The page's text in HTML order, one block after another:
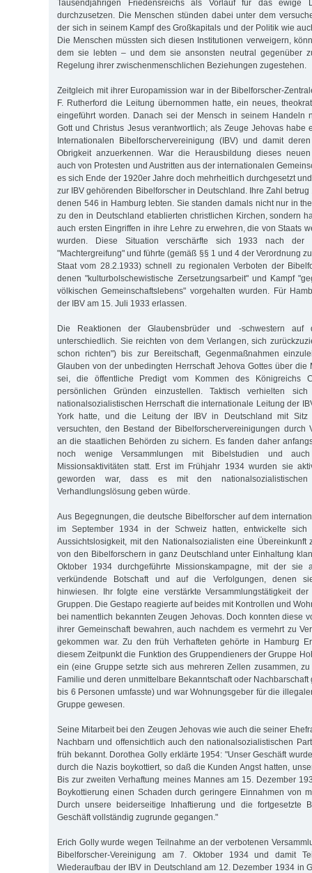
Tausendjährigen Friedensreichs als Vorlauf für das ewige
durchzusetzen. Die Menschen stünden dabei unter dem
der sich in seinem Kampf des Großkapitals und der Politik wie
Die Menschen müssten sich diesen Institutionen verweigern,
dem sie lebten – und dem sie ansonsten neutral gegenüber
Regelung ihrer zwischenmenschlichen Beziehungen zu­gestehen.
Zeitgleich mit ihrer Europamission war in der Bibelforscher-
F. Rutherford die Leitung übernommen hatte, ein neues,
eingeführt worden. Danach sei der Mensch in seinem Handeln
Gott und Christus Jesus verantwortlich; als Zeuge Jehovas habe
Internationalen Bibelforschervereinigung (IBV) und damit
Obrigkeit anzuerkennen. War die Herausbildung dieses neuen
auch von Protesten und Austritten aus der internationalen
es sich Ende der 1920er Jahre doch mehrheitlich durchgesetzt
zur IBV gehörenden Bibelforscher in Deutschland. Ihre Zahl
denen 546 in Hamburg lebten. Sie standen damals nicht nur in
zu den in Deutschland etablierten christlichen Kirchen, sondern
auch ersten Eingriffen in ihre Lehre zu erwehren, die von Staats
wurden. Diese Situation verschärfte sich 1933 nach der
"Machtergreifung" und führte (gemäß §§ 1 und 4 der Verordnung
Staat vom 28.2.1933) schnell zu regionalen Verboten der
denen "kulturbolschewistische Zersetzungsarbeit" und Kampf
völkischen Gemeinschaftslebens" vorgehalten wurden. Für
der IBV am 15. Juli 1933 erlassen.
Die Reaktionen der Glaubensbrüder und -schwestern auf
unterschiedlich. Sie reichten von dem Verlangen, sich
schon richten") bis zur Bereitschaft, Gegenmaßnahmen
Glauben von der unbedingten Herrschaft Jehova Gottes über die
sei, die öffentliche Predigt vom Kommen des Königreichs
persönlichen Gründen einzustellen. Taktisch verhielten
nationalsozialistischen Herrschaft die internationale Leitung der
York hatte, und die Leitung der IBV in Deutschland mit Sitz
versuchten, den Bestand der Bibelforschervereinigungen durch
an die staatlichen Behörden zu sichern. Es fanden daher
noch wenige Versammlungen mit Bibelstudien und
Missionsaktivitäten statt. Erst im Frühjahr 1934 wurden sie
geworden war, dass es mit den nationalsozialistischen
Verhandlungslösung geben würde.
Aus Begegnungen, die deutsche Bibelforscher auf dem
im September 1934 in der Schweiz hatten, entwickelte
Aussichtslosigkeit, mit den Nationalsozialisten eine Übereinkunft
von den Bibelforschern in ganz Deutschland unter Einhaltung
Oktober 1934 durch­geführte Missionskampagne, mit der
verkündende Botschaft und auf die Verfolgungen, denen
hinwiesen. Ihr folgte eine verstärkte Versammlungstätigkeit
Gruppen. Die Gestapo reagierte auf beides mit Kontrollen und
bei namentlich bekannten Zeugen Jehovas. Doch konnten diese
ihrer Gemeinschaft bewahren, auch nachdem es vermehrt zu
gekommen war. Zu den früh Verhafteten gehörte in Hamburg
diesem Zeitpunkt die Funktion des Gruppendieners der Gruppe
ein (eine Gruppe setzte sich aus mehreren Zellen zusammen,
Familie und deren unmittelbare Bekanntschaft oder
bis 6 Personen umfasste) und war Wohnungsgeber für die
Gruppe gewesen.
Seine Mitarbeit bei den Zeugen Jehovas wie auch die seiner
Nachbarn und offensichtlich auch den nationalsozialistischen
früh bekannt. Dorothea Golly erklärte 1954: "Unser Geschäft
durch die Nazis boykottiert, so daß die Kunden Angst hatten,
Bis zur zweiten Verhaftung meines Mannes am 15. Dezember
Boykottierung einen Schaden durch geringere Einnahmen von
Durch unsere beiderseitige Inhaftierung und die fortgesetzte
Geschäft vollständig zugrunde gegangen."
Erich Golly wurde wegen Teilnahme an der verbotenen
Bibelforscher-Vereinigung am 7. Oktober 1934 und damit
Wiederaufbau der IBV in Deutschland am 12. Dezember 1934 in